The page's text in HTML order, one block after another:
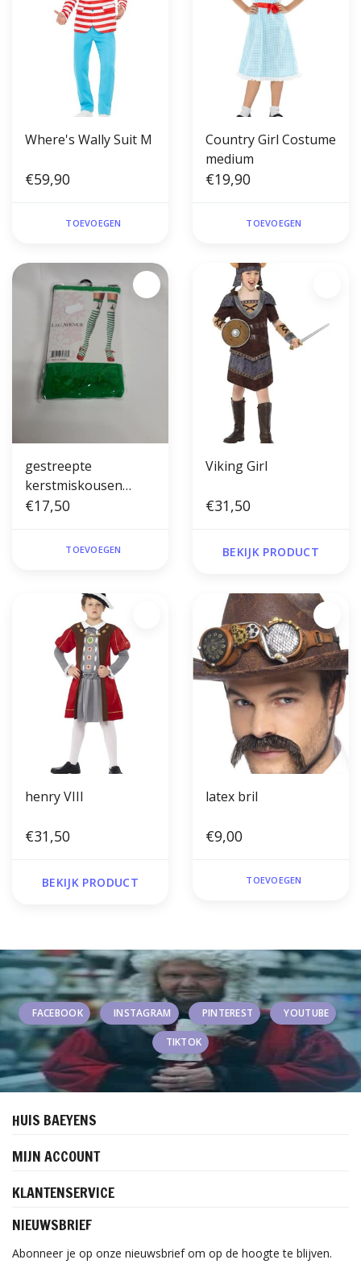
Where's Wally Suit M
€59,90
TOEVOEGEN
Country Girl Costume
medium
€19,90
TOEVOEGEN
gestreepte
kerstmiskousen
groen
€17,50
TOEVOEGEN
Viking Girl
€31,50
BEKIJK PRODUCT
henry VIII
€31,50
BEKIJK PRODUCT
latex bril
€9,00
TOEVOEGEN
FACEBOOK INSTAGRAM PINTEREST YOUTUBE
TIKTOK
HUIS BAEYENS
MIJN ACCOUNT
KLANTENSERVICE
NIEUWSBRIEF
Abonneer je op onze nieuwsbrief om op de hoogte te blijven.